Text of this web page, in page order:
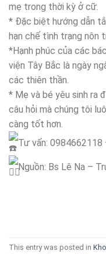
mẹ trong thời kỳ ở cữ.
* Đặc biệt hướng dẫn
hạn chế tình trạng nôn
*Hạnh phúc của các
viện Tây Bắc là ngày
các thiên thần.
* Mẹ và bé yêu sinh ra
câu hỏi mà chúng tôi
càng tốt hơn.
Tư vấn: 0984662118
Nguồn: Bs Lê Na –
This entry was posted in